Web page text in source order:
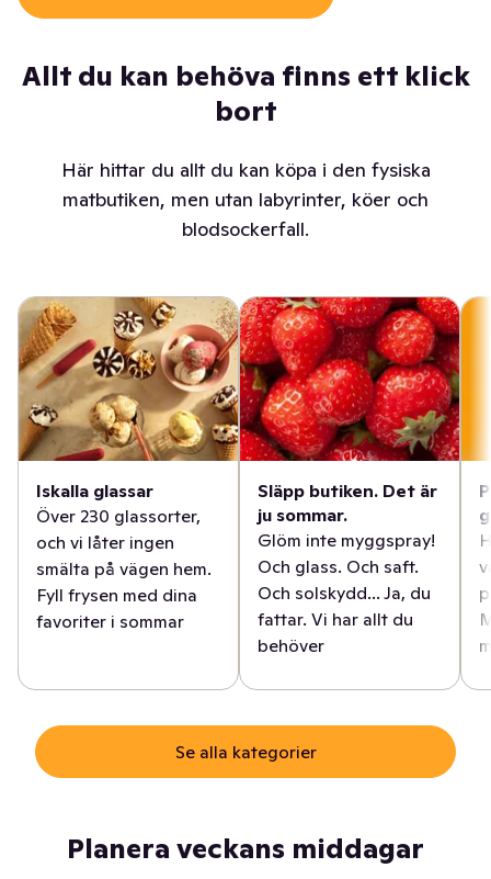
Allt du kan behöva finns ett klick
bort
Här hittar du allt du kan köpa i den fysiska
matbutiken, men utan labyrinter, köer och
blodsockerfall.
Iskalla glassar
Över 230 glassorter,
och vi låter ingen
smälta på vägen hem.
Fyll frysen med dina
favoriter i sommar
Släpp butiken. Det är
ju sommar.
Glöm inte myggspray!
Och glass. Och saft.
Och solskydd... Ja, du
fattar. Vi har allt du
behöver
Se alla kategorier
Planera veckans middagar